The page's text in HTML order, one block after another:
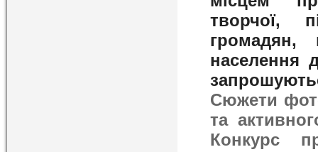
творчої,
громадян,
населення
Сюжети
та
Конкурс